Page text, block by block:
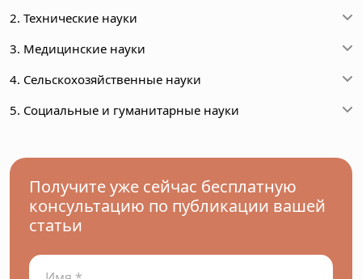
2. Технические науки
3. Медицинские науки
4. Сельскохозяйственные науки
5. Социальные и гуманитарные науки
Получите уже сейчас бесплатную
консультацию по публикации вашей
статьи